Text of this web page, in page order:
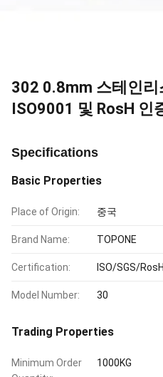
302 0.8mm 스테인리
ISO9001 및 RosH 인
Specifications
Basic Properties
Place of Origin: 중국
Brand Name: TOPONE
Certification: ISO/SGS/RosH
Model Number: 30
Trading Properties
Minimum Order
1000KG